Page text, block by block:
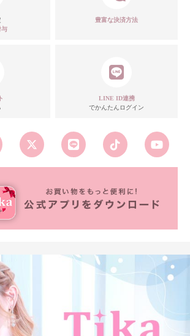
与
豊富な決済方法
LINE ID連携
でかんたんログイン